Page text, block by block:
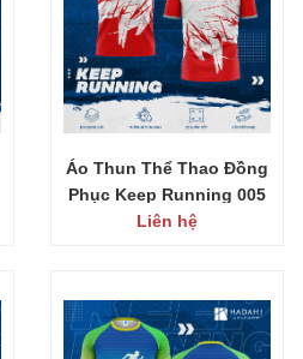
Áo Thun Thể Thao Đồng
Phục Keep Running 005
Liên hệ